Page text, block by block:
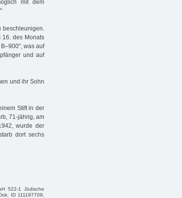
mit dem
16. des Monats
was auf
und auf
und ihr Sohn
Stift in der
71-jährig, am
wurde der
dort sechs
522-1 Jüdische
ID 111197709,